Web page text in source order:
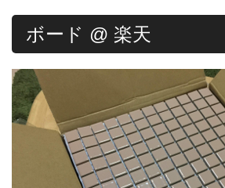
ボード @ 楽天